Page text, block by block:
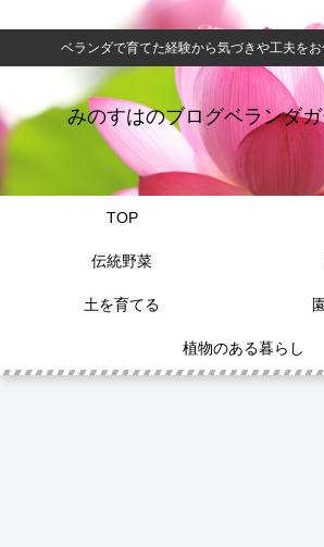
ベランダで育てた経験から気づきや工夫をお
みのすはのブログベランダ
TOP
伝統野菜
土を育てる
植物のある暮らし